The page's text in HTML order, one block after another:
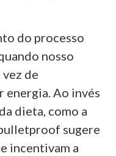
do processo
nosso
de
energia. Ao invés
dieta, como a
sugere
incentivam a